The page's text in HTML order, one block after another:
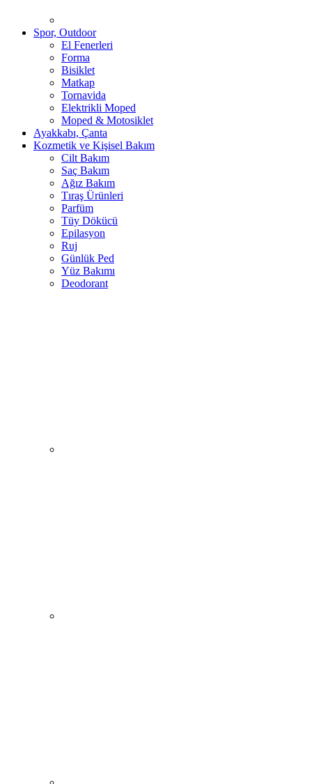
Spor, Outdoor
El Fenerleri
Forma
Bisiklet
Matkap
Tornavida
Elektrikli Moped
Moped & Motosiklet
Ayakkabı, Çanta
Kozmetik ve Kişisel Bakım
Cilt Bakım
Saç Bakım
Ağız Bakım
Tıraş Ürünleri
Parfüm
Tüy Dökücü
Epilasyon
Ruj
Günlük Ped
Yüz Bakımı
Deodorant